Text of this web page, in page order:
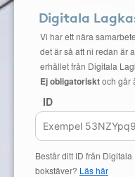
Digitala
Vi har ett nära
det är så att ni redan är
erhållet från Digitala
Ej obligatorisktoch går
ID
Består ditt ID från
bokstäver? Läs här